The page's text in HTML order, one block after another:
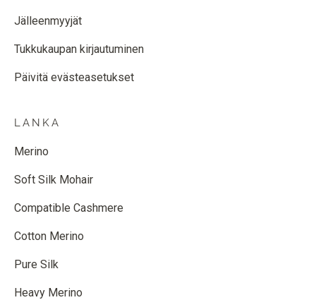
Jälleenmyyjät
Tukkukaupan kirjautuminen
Päivitä evästeasetukset
LANKA
Merino
Soft Silk Mohair
Compatible Cashmere
Cotton Merino
Pure Silk
Heavy Merino